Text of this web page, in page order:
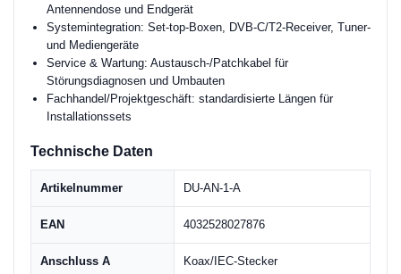
Antennendose und Endgerät
Systemintegration: Set-top-Boxen, DVB-C/T2-Receiver, Tuner-
und Mediengeräte
Service & Wartung: Austausch-/Patchkabel für
Störungsdiagnosen und Umbauten
Fachhandel/Projektgeschäft: standardisierte Längen für
Installationssets
Technische Daten
Artikelnummer DU-AN-1-A
EAN 4032528027876
Anschluss A Koax/IEC-Stecker